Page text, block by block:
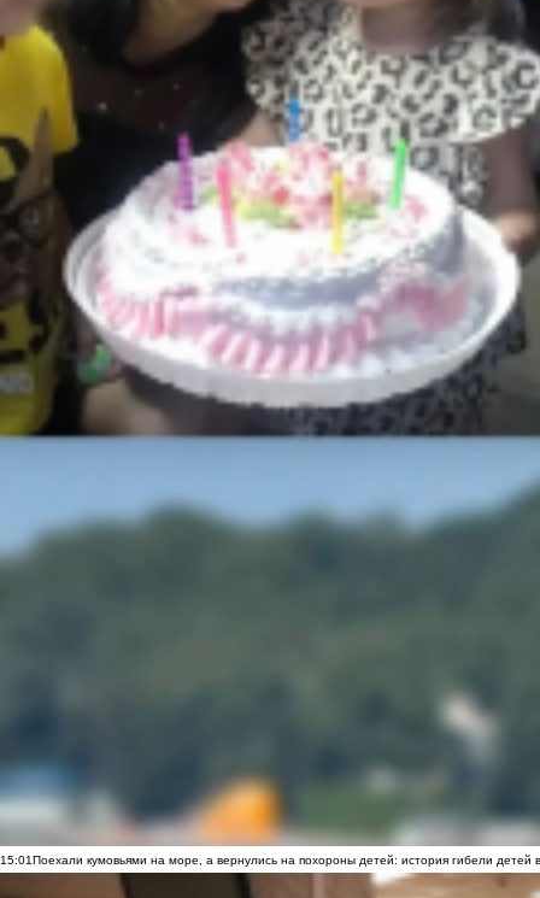
15:01Поехали кумовьями на море, а вернулись на похороны детей: история гибели детей